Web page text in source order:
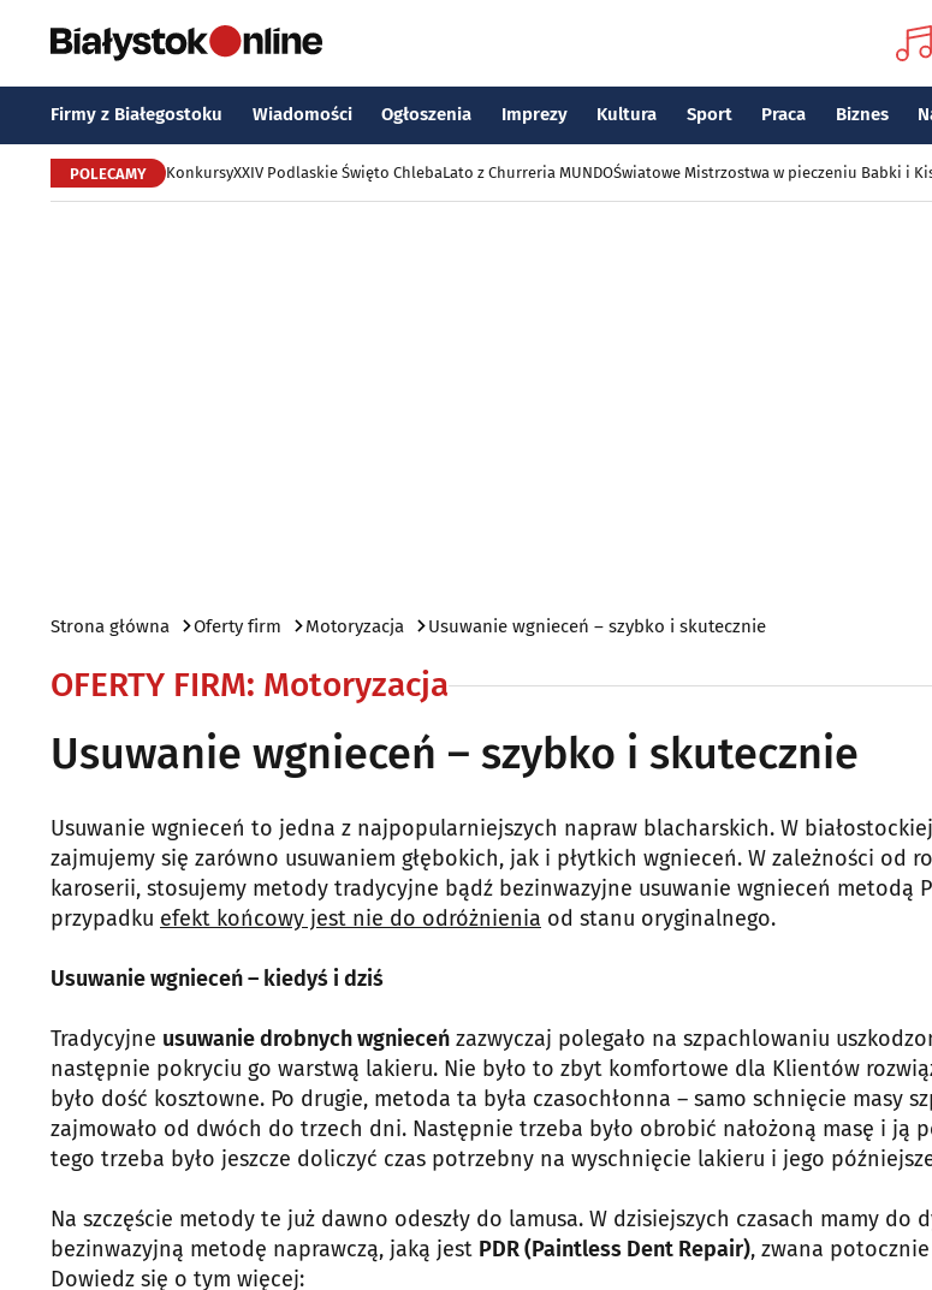
Firmy z Białegostoku Wiadomości Ogłoszenia Imprezy Kultura Sport Praca Biznes
POLECAMY KonkursyXXIV Podlaskie Święto ChlebaLato z Churreria MUNDOŚwiatowe Mistrzostwa w pieczeniu Babki i
Strona główna Oferty firm Motoryzacja Usuwanie wgnieceń – szybko i skutecznie
OFERTY FIRM: Motoryzacja
Usuwanie wgnieceń – szybko i skutecznie
Usuwanie wgnieceń to jedna z najpopularniejszych napraw blacharskich. W białostockiej
zajmujemy się zarówno usuwaniem głębokich, jak i płytkich wgnieceń. W zależności od
karoserii, stosujemy metody tradycyjne bądź bezinwazyjne usuwanie wgnieceń metodą
przypadku efekt końcowy jest nie do odróżnienia od stanu oryginalnego.
Usuwanie wgnieceń – kiedyś i dziś
Tradycyjne usuwanie drobnych wgnieceń zazwyczaj polegało na szpachlowaniu
następnie pokryciu go warstwą lakieru. Nie było to zbyt komfortowe dla Klientów
było dość kosztowne. Po drugie, metoda ta była czasochłonna – samo schnięcie masy
zajmowało od dwóch do trzech dni. Następnie trzeba było obrobić nałożoną masę i ją
tego trzeba było jeszcze doliczyć czas potrzebny na wyschnięcie lakieru i jego
Na szczęście metody te już dawno odeszły do lamusa. W dzisiejszych czasach mamy do
bezinwazyjną metodę naprawczą, jaką jest PDR (Paintless Dent Repair), zwana
Dowiedz się o tym więcej: